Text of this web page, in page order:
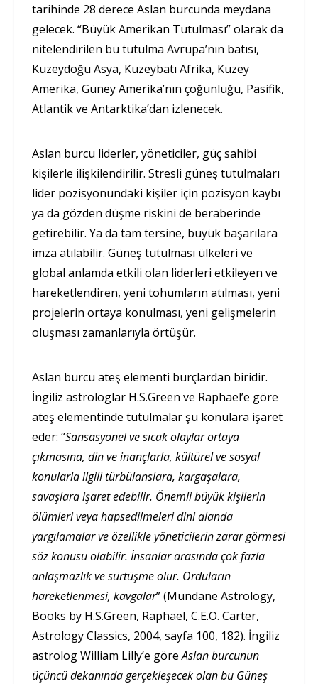
tarihinde 28 derece Aslan burcunda meydana
gelecek. “Büyük Amerikan Tutulması” olarak da
nitelendirilen bu tutulma Avrupa’nın batısı,
Kuzeydoğu Asya, Kuzeybatı Afrika, Kuzey
Amerika, Güney Amerika’nın çoğunluğu, Pasifik,
Atlantik ve Antarktika’dan izlenecek.
Aslan burcu liderler, yöneticiler, güç sahibi
kişilerle ilişkilendirilir. Stresli güneş tutulmaları
lider pozisyonundaki kişiler için pozisyon kaybı
ya da gözden düşme riskini de beraberinde
getirebilir. Ya da tam tersine, büyük başarılara
imza atılabilir. Güneş tutulması ülkeleri ve
global anlamda etkili olan liderleri etkileyen ve
hareketlendiren, yeni tohumların atılması, yeni
projelerin ortaya konulması, yeni gelişmelerin
oluşması zamanlarıyla örtüşür.
Aslan burcu ateş elementi burçlardan biridir.
İngiliz astrologlar H.S.Green ve Raphael’e göre
ateş elementinde tutulmalar şu konulara işaret
eder: “Sansasyonel ve sıcak olaylar ortaya
çıkmasına, din ve inançlarla, kültürel ve sosyal
konularla ilgili türbülanslara, kargaşalara,
savaşlara işaret edebilir. Önemli büyük kişilerin
ölümleri veya hapsedilmeleri dini alanda
yargılamalar ve özellikle yöneticilerin zarar görmesi
söz konusu olabilir. İnsanlar arasında çok fazla
anlaşmazlık ve sürtüşme olur. Orduların
hareketlenmesi, kavgalar” (Mundane Astrology,
Books by H.S.Green, Raphael, C.E.O. Carter,
Astrology Classics, 2004, sayfa 100, 182). İngiliz
astrolog William Lilly’e göreAslan burcunun
üçüncü dekanında gerçekleşecek olan bu Güneş